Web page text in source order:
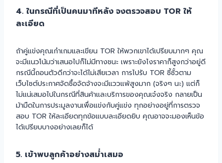
4. ในกรณีที่เป็นคนมาทีหลัง จงตรวจสอบ TOR ให้
ละเอียด
ถ้าคู่แข่งคุณเก๋าเกมและเขียน TOR ให้พวกเขาได้เปรียบมากๆ คุณ
จะมีแนวโน้มว่าเสนอไปก็ไม่มีทางชนะ เพราะยังไงราคาก็สูงกว่าอยู่ดี
กรณีนี้ถอนตัวดีกว่าจะได้ไม่เสียเวลา การไปรับ TOR ซี้ซั้วตาม
เว็บไซต์ประกาศจัดซื้อจัดจ้างจะมีแววแพ้สูงมาก (จริงๆ นะ) แต่ก็
ไม่แน่เสมอไปในกรณีที่สินค้าและบริการของคุณเจ๋งจริง กลายเป็น
ม้ามืดในการประมูลงานเพื่อแข่งกับคู่แข่ง ทุกอย่างอยู่ที่การตรวจ
สอบ TOR ให้ละเอียดทุกข้อแบบละเอียดยิบ คุณอาจจะมองเห็นข้อ
ได้เปรียบบางอย่างเลยก็ได้
5. เข้าพบลูกค้าอย่างสม่ำเสมอ